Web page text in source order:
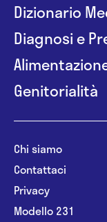
Dizionario
Diagnosi e
Genitorialità
Chi siamo
Contattaci
Privacy
Modello 231